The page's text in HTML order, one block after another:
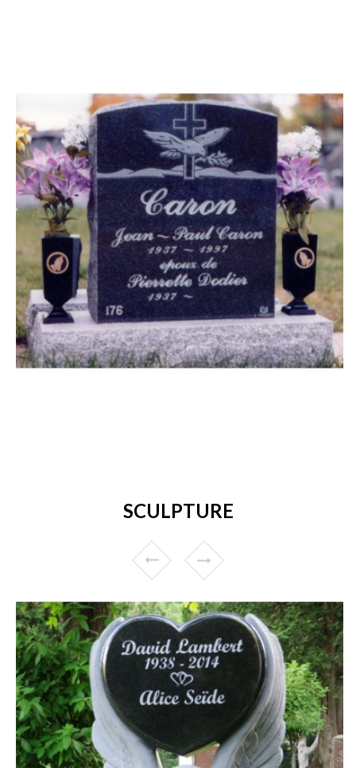
SCULPTURE